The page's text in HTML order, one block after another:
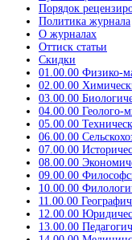
Порядок
Политика журнала
О журналах
Оттиск статьи
Скидки
01.00.00 Физико-
02.00.00
03.00.00
04.00.00 Геолого-
05.00.00
06.00.00
07.00.00
08.00.00
09.00.00
10.00.00
11.00.00
12.00.00
13.00.00